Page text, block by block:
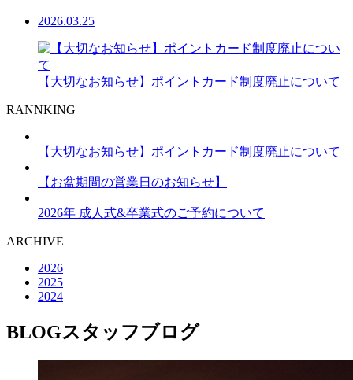
2026.03.25
【大切なお知らせ】ポイントカード制度廃止について
RANNKING
【大切なお知らせ】ポイントカード制度廃止について
【お盆期間の営業日のお知らせ】
2026年 成人式&卒業式のご予約について
ARCHIVE
2026
2025
2024
BLOGスタッフブログ